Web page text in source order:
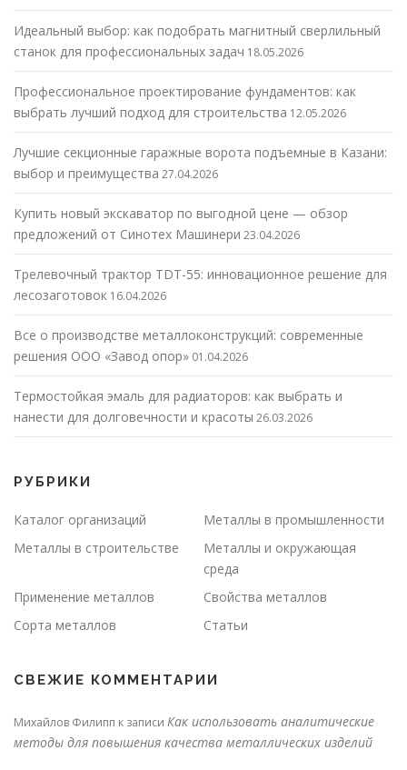
Идеальный выбор: как подобрать магнитный сверлильный
станок для профессиональных задач 18.05.2026
Профессиональное проектирование фундаментов: как
выбрать лучший подход для строительства 12.05.2026
Лучшие секционные гаражные ворота подъемные в Казани:
выбор и преимущества 27.04.2026
Купить новый экскаватор по выгодной цене — обзор
предложений от Синотех Машинери 23.04.2026
Трелевочный трактор TDT-55: инновационное решение для
лесозаготовок 16.04.2026
Все о производстве металлоконструкций: современные
решения ООО «Завод опор» 01.04.2026
Термостойкая эмаль для радиаторов: как выбрать и
нанести для долговечности и красоты 26.03.2026
РУБРИКИ
Каталог организаций
Металлы в промышленности
Металлы в строительстве
Металлы и окружающая
среда
Применение металлов
Свойства металлов
Сорта металлов
Статьи
СВЕЖИЕ КОММЕНТАРИИ
Михайлов Филипп к записи Как использовать аналитические
методы для повышения качества металлических изделий